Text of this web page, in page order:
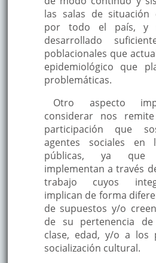
las salas de situación
por todo el país, y
desarrollado
poblacionales que
epidemiológico que
problemáticas.
Otro aspecto
considerar nos
participación que
agentes sociales en
públicas, ya
implementan a través
trabajo cuyos
implican de forma
de supuestos y/o
de su pertenencia
clase, edad, y/o a los
socialización cultural.